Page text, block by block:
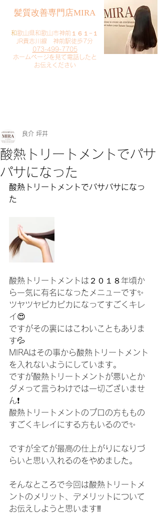
​髪質改善専門店MIRA
​和歌山県和歌山市神前１６１−１
JR貴志川線 神前駅徒歩7分
073-499-7705
​ホームページを見て電話したと
お伝えください
酸熱トリートメントでパサ
パサになった
良介 坪井
酸熱トリートメントでパサパサになっ
た
酸熱トリートメントは２０１８年頃か
ら一気に有名になったメニューです✨
ツヤツヤピカピカになってすごくキレ
イ😍
ですがその裏にはこわいこともありま
す💦
MIRAはその事から酸熱トリートメント
を入れないようにしています。
ですが酸熱トリートメントが悪いとか
ダメって言うわけでは一切ございませ
ん❗️
酸熱トリートメントのプロの方ももの
すごくキレイにする方もいるので✨
ですが全てが最高の仕上がりになりづ
らいと思い入れるのをやめました。
そんなところで今回は酸熱トリートメ
ントのメリット、デメリットについて
お伝えしようと思います‼️